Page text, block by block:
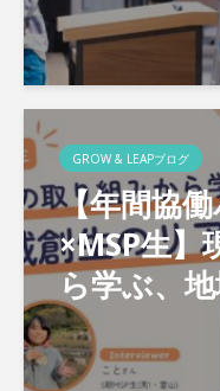
GROW & LEAPブログ
【年間協
×MSP生】
ら学ぶ、